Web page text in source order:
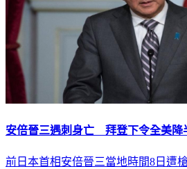
安倍晉三遇刺身亡 拜登下令全美降
前日本首相安倍晉三當地時間8日遭